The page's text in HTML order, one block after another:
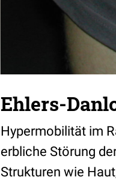
Ehlers-
Hypermobilität im
erbliche Störung
Strukturen wie